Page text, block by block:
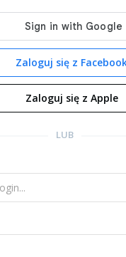
Zaloguj się z
Zaloguj się z Apple
LUB